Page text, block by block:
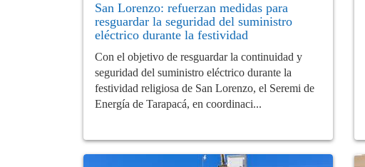
San Lorenzo: refuerzan medidas para
resguardar la seguridad del suministro
eléctrico durante la festividad
Con el objetivo de resguardar la continuidad y
seguridad del suministro eléctrico durante la
festividad religiosa de San Lorenzo, el Seremi de
Energía de Tarapacá, en coordinaci...